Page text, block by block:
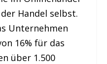
Handel selbst.
Unternehmen
16% für das
über 1.500